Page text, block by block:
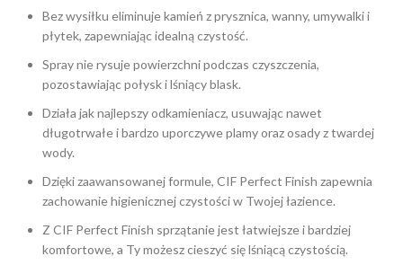
Bez wysiłku eliminuje kamień z prysznica, wanny, umywalki i
płytek, zapewniając idealną czystość.
Spray nie rysuje powierzchni podczas czyszczenia,
pozostawiając połysk i lśniący blask.
Działa jak najlepszy odkamieniacz, usuwając nawet
długotrwałe i bardzo uporczywe plamy oraz osady z twardej
wody.
Dzięki zaawansowanej formule, CIF Perfect Finish zapewnia
zachowanie higienicznej czystości w Twojej łazience.
Z CIF Perfect Finish sprzątanie jest łatwiejsze i bardziej
komfortowe, a Ty możesz cieszyć się lśniącą czystością.